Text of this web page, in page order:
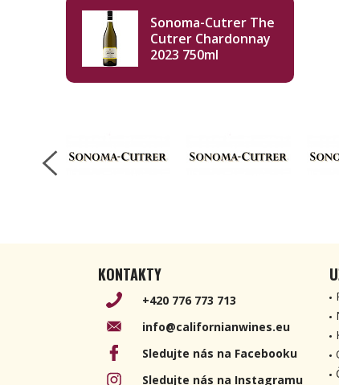
Sonoma-Cutrer The
Cutrer Chardonnay
2023 750ml
KONTAKTY
+420 776 773 713
info@californianwines.eu
Sledujte nás na Facebooku
Sledujte nás na Instagramu